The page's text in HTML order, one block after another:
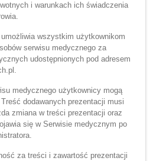
i warunkach ich świadczenia
wszystkim użytkownikom
serwisu medycznego za
udostępnionych pod adresem
medycznego użytkownicy mogą
dodawanych prezentacji musi
zmiana w treści prezentacji oraz
się w Serwisie medycznym po
za treści i zawartość prezentacji